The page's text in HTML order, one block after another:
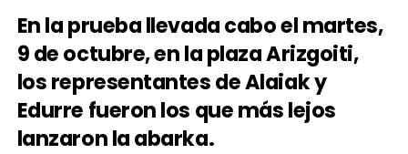
En la prueba llevada cabo el martes,
9 de octubre, en la plaza Arizgoiti,
los representantes de Alaiak y
Edurre fueron los que más lejos
lanzaron la abarka.